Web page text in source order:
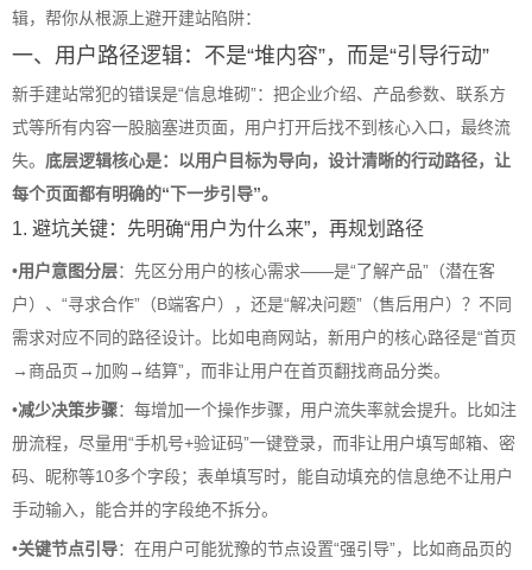
辑，帮你从根源上避开建站陷阱：
一、用户路径逻辑：不是“堆内容”，而是“引导行动”
新手建站常犯的错误是“信息堆砌”：把企业介绍、产品参数、联系方
式等所有内容一股脑塞进页面，用户打开后找不到核心入口，最终流
失。 底层逻辑核心是：以用户目标为导向，设计清晰的行动路径，让
每个页面都有明确的“下一步引导”。
1. 避坑关键：先明确“用户为什么来”，再规划路径
•用户意图分层：先区分用户的核心需求——是“了解产品”（潜在客
户）、“寻求合作”（B端客户），还是“解决问题”（售后用户）？不同
需求对应不同的路径设计。比如电商网站，新用户的核心路径是“首页
→商品页→加购→结算”，而非让用户在首页翻找商品分类。
•减少决策步骤：每增加一个操作步骤，用户流失率就会提升。比如注
册流程，尽量用“手机号+验证码”一键登录，而非让用户填写邮箱、密
码、昵称等10多个字段；表单填写时，能自动填充的信息绝不让用户
手动输入，能合并的字段绝不拆分。
•关键节点引导：在用户可能犹豫的节点设置“强引导”，比如商品页的